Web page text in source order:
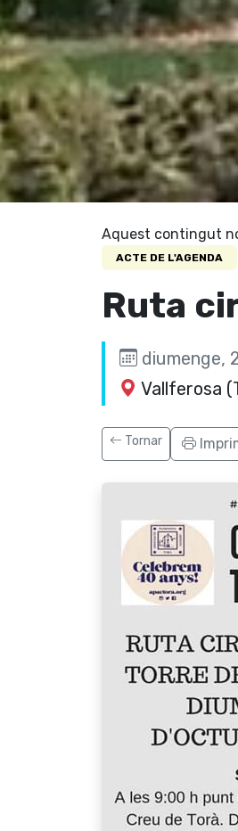
Aquest contingut
ACTE DE L'AGENDA
Ruta
diumenge,
Vallferosa
Tornar